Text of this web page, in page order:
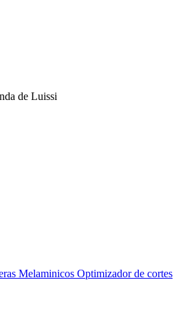
Melaminicos Optimizador de cortes